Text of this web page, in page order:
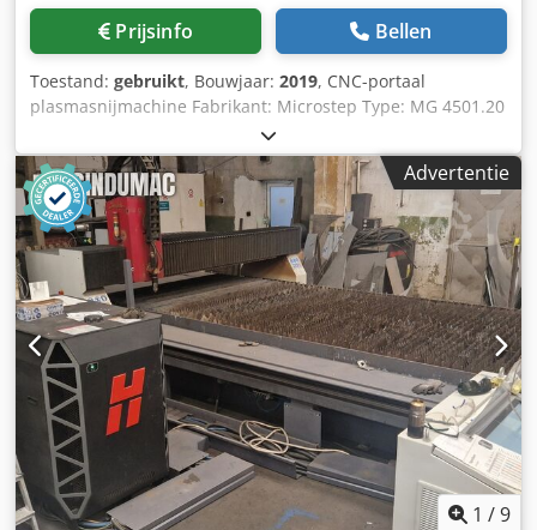
mogelijk. De HiFocus 440i neo is ideaal voor
loonsnijbedrijven, staalproducenten en -handelaren,
geleidingseenheden, zoals plasmasnijmachines, robots en
buissnijmachines. Met de HiFocus neo profiteert de
gebruiker, in vergelijking met de concurrentie, van hogere
snelheden bij het snijden en markeren van elektrisch
geleidende materialen, met tegelijkertijd een zeer goede
kwaliteit en lage proceskosten. Dankzij de
geoptimaliseerde technologie worden de slijtdelen
beschermd en wordt het plasmasnijden efficiënter.
Prijsinfo Bellen
Toestand: gebruikt, Bouwjaar: 2019, CNC-portaal
plasmasnijmachine Fabrikant: Microstep Type: MG 4501.20
BkP Bouwjaar: 2019 Cedpfjyay H Ajx Apceha CNC-besturing
Werkgebied: 2.000 x 4.500 mm 1 x 2D-plasmatoorts met
Hypertherm XPR300 stroomvoorziening, inclusief Optimix
gaskonsolle 1 x Boorspil 26 kW, voor diameters tot 40 mm,
inclusief 8-voudige gereedschapswisselaar 1 x
Voorbereiding voor het achteraf monteren van een
roterende tafel (voor afschuinende sneden) 1 x
Nestingprogramma op de CNC-besturing ä22726
Advertentie
1 /9